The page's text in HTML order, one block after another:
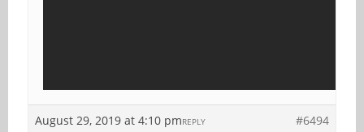
August 29, 2019 at 4:10 pm #6494
REPLY